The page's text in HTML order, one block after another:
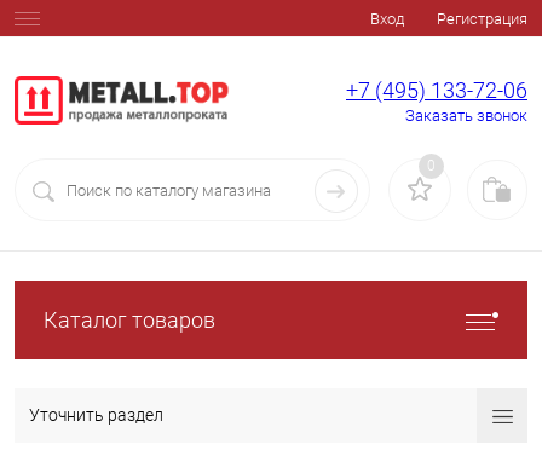
Вход Регистрация
+7 (495) 133-72-06
Заказать звонок
0
Каталог товаров
Уточнить раздел